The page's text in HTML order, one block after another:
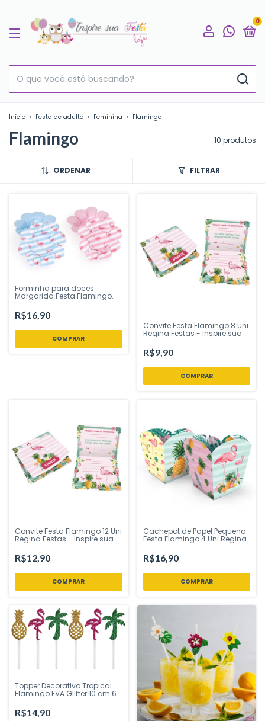
0
Início > Festa de adulto > Feminina > Flamingo
Flamingo 10 produtos
ORDENAR FILTRAR
Forminha para doces
Margarida Festa Flamingo
sua Festa Loja
R$16,90
Convite Festa Flamingo 8 Uni
Regina Festas - Inspire sua
R$9,90
Convite Festa Flamingo 12 Uni
Regina Festas - Inspire sua
R$12,90
Cachepot de Papel Pequeno
Festa Flamingo 4 Uni Regina
Loja
R$16,90
Topper Decorativo Tropical
Flamingo EVA Glitter 10 cm 6
Loja
R$14,90